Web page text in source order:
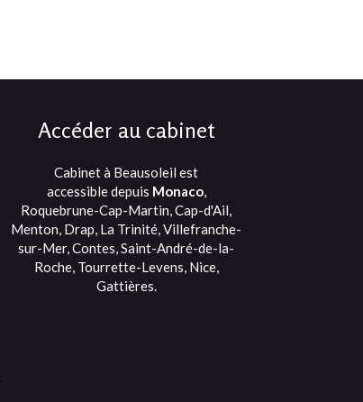
Accéder au cabinet
Cabinet à Beausoleil est
accessible depuis Monaco,
Roquebrune-Cap-Martin, Cap-d'Ail,
Menton, Drap, La Trinité, Villefranche-
sur-Mer, Contes, Saint-André-de-la-
Roche, Tourrette-Levens, Nice,
Gattières.